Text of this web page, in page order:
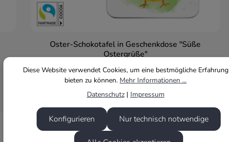
Diese Website verwendet Cookies, um eine bestmögliche Erfahrung
bieten zu können. Mehr Informationen ...
Datenschutz| Impressum
Nur technisch notwendige
Konfigurieren
Oster-Schokotafel in Geschenkdose "Süße
Ostergrüße"
Inhalt:60 Gramm(98,33 € / 1 kg)
5,90 €